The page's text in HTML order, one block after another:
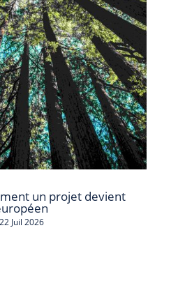
un projet devient
22 Juil 2026